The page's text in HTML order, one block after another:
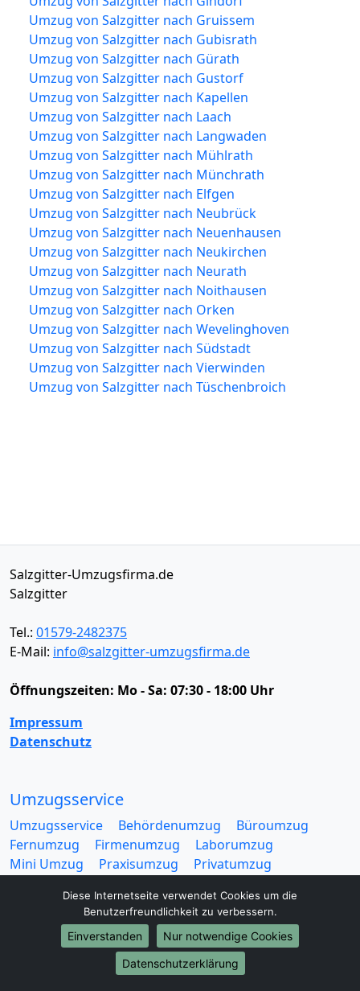
Umzug von Salzgitter nach Gruissem
Umzug von Salzgitter nach Gubisrath
Umzug von Salzgitter nach Gürath
Umzug von Salzgitter nach Gustorf
Umzug von Salzgitter nach Kapellen
Umzug von Salzgitter nach Laach
Umzug von Salzgitter nach Langwaden
Umzug von Salzgitter nach Mühlrath
Umzug von Salzgitter nach Münchrath
Umzug von Salzgitter nach Elfgen
Umzug von Salzgitter nach Neubrück
Umzug von Salzgitter nach Neuenhausen
Umzug von Salzgitter nach Neukirchen
Umzug von Salzgitter nach Neurath
Umzug von Salzgitter nach Noithausen
Umzug von Salzgitter nach Orken
Umzug von Salzgitter nach Wevelinghoven
Umzug von Salzgitter nach Südstadt
Umzug von Salzgitter nach Vierwinden
Umzug von Salzgitter nach Tüschenbroich
Salzgitter-Umzugsfirma.de
Salzgitter
Tel.: 01579-2482375
E-Mail: info@salzgitter-umzugsfirma.de
Öffnungszeiten: Mo - Sa: 07:30 - 18:00 Uhr
Impressum
Datenschutz
Umzugsservice
Umzugsservice Behördenumzug
Büroumzug
Fernumzug
Firmenumzug
Laborumzug
Mini Umzug
Praxisumzug
Privatumzug
Entrümpelung
Halteverbotszone
Klaviertransport
Möbellift
Haushaltsauflösung
Möbeltaxi
Möbelmitfahrzentrale
Umzugskartons
Diese Internetseite verwendet Cookies um die
Benutzerfreundlichkeit zu verbessern.
Einverstanden
Nur notwendige Cookies
Datenschutzerklärung